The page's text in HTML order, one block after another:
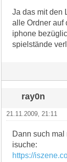
Ja das mit den
alle Ordner auf
iphone
spielstände
ray0n
21.11.2009, 21:11
Dann such mal
isuche:
https://